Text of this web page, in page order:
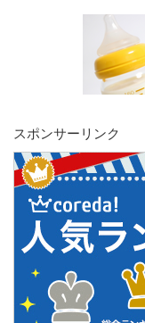
スポンサーリンク